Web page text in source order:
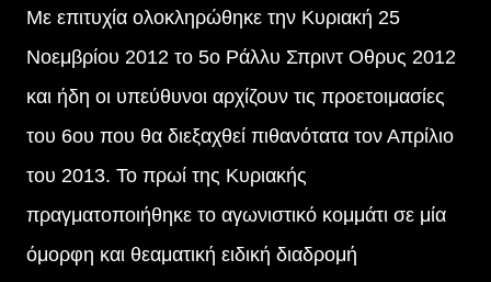
Με επιτυχία ολοκληρώθηκε την Κυριακή 25
Νοεμβρίου 2012 το 5ο Ράλλυ Σπριντ Οθρυς 2012
και ήδη οι υπεύθυνοι αρχίζουν τις προετοιμασίες
του 6ου που θα διεξαχθεί πιθανότατα τον Απρίλιο
του 2013. Το πρωί της Κυριακής
πραγματοποιήθηκε το αγωνιστικό κομμάτι σε μία
όμορφη και θεαματική ειδική διαδρομή